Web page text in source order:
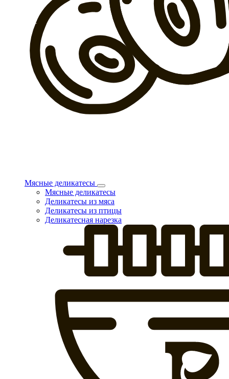
Мясные деликатесы
Мясные деликатесы
Деликатесы из мяса
Деликатесы из птицы
Деликатесная нарезка